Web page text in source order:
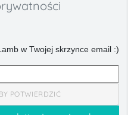
w Twojej skrzynce email :)
POTWIERDZIĆ